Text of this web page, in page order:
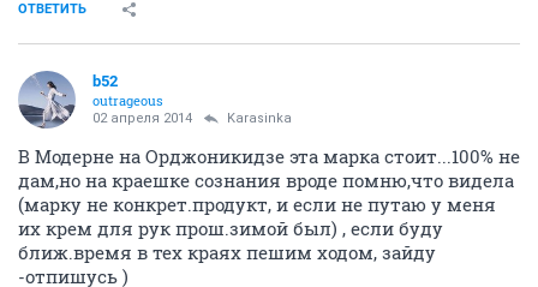
ОТВЕТИТЬ
b52
outrageous
02 апреля 2014 Karasinka
В Модерне на Орджоникидзе эта марка стоит...100% не
дам,но на краешке сознания вроде помню,что видела
(марку не конкрет.продукт, и если не путаю у меня
их крем для рук прош.зимой был) , если буду
ближ.время в тех краях пешим ходом, зайду
-отпишусь )